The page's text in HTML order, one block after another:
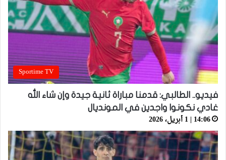
Sportime TV
فيديو.. الطالبي: قدمنا مباراة ثانية جيدة وإن شاء الله
غادي نكونوا واجدين في المونديال
14:06 | 1 أبريل، 2026